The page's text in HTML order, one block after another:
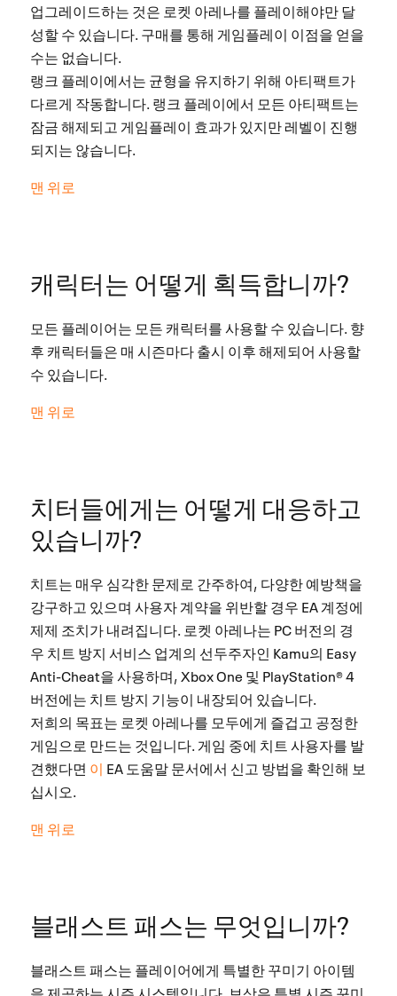
업그레이드하는 것은 로켓 아레나를 플레이해야만 달
성할 수 있습니다. 구매를 통해 게임플레이 이점을 얻을
수는 없습니다.
랭크 플레이에서는 균형을 유지하기 위해 아티팩트가
다르게 작동합니다. 랭크 플레이에서 모든 아티팩트는
잠금 해제되고 게임플레이 효과가 있지만 레벨이 진행
되지는 않습니다.
맨 위로
캐릭터는 어떻게 획득합니까?
모든 플레이어는 모든 캐릭터를 사용할 수 있습니다. 향
후 캐릭터들은 매 시즌마다 출시 이후 해제되어 사용할
수 있습니다.
맨 위로
치터들에게는 어떻게 대응하고
있습니까?
치트는 매우 심각한 문제로 간주하여, 다양한 예방책을
강구하고 있으며 사용자 계약을 위반할 경우 EA 계정에
제제 조치가 내려집니다. 로켓 아레나는 PC 버전의 경
우 치트 방지 서비스 업계의 선두주자인 Kamu의 Easy
Anti-Cheat을 사용하며, Xbox One 및 PlayStation® 4
버전에는 치트 방지 기능이 내장되어 있습니다.
저희의 목표는 로켓 아레나를 모두에게 즐겁고 공정한
게임으로 만드는 것입니다. 게임 중에 치트 사용자를 발
견했다면 이 EA 도움말 문서에서 신고 방법을 확인해 보
십시오.
맨 위로
블래스트 패스는 무엇입니까?
블래스트 패스는 플레이어에게 특별한 꾸미기 아이템